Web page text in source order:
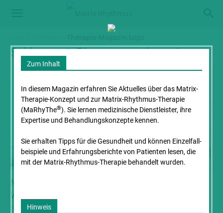
Schlagwort: Bioresonanztherapie
Matrix-Rhythmus-Therapie vor und nach
Weisheitszahn OP
25. Oktober 2018
Zum Inhalt
In diesem Magazin erfahren Sie Aktuelles über das Matrix-
Therapie-Konzept und zur Matrix-Rhythmus-Therapie
(MaRhyThe®). Sie lernen medizinische Dienstleister, ihre
Expertise und Behandlungs­konzepte kennen.
Sie erhalten Tipps für die Gesundheit und können Einzelfall­
beispiele und Erfahrungs­berichte von Patienten lesen, die
mit der Matrix-Rhythmus-Therapie behandelt wurden.
Hinweis